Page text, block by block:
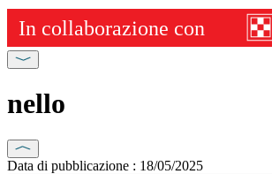
nello
Data di pubblicazione : 18/05/2025